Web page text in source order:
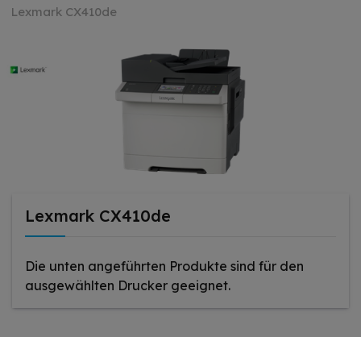
Lexmark CX410de
Lexmark CX410de
Die unten angeführten Produkte sind für den
ausgewählten Drucker geeignet.